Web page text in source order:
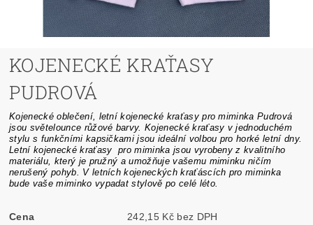
KOJENECKÉ KRAŤASY
PUDROVÁ
Kojenecké oblečení, letní kojenecké kraťasy pro miminka Pudrová
jsou světelounce růžové barvy. Kojenecké kraťasy v jednoduchém
stylu s funkčními kapsičkami jsou ideální volbou pro horké letní dny.
Letní kojenecké kraťasy pro miminka jsou vyrobeny z kvalitního
materiálu, který je pružný a umožňuje vašemu miminku ničím
nerušený pohyb. V letních kojeneckých kraťáscích pro miminka
bude vaše miminko vypadat stylově po celé léto.
Cena 242,15 Kč bez DPH